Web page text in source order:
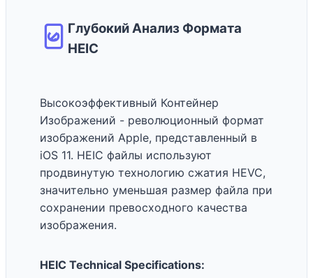
Глубокий Анализ Формата
HEIC
Высокоэффективный Контейнер
Изображений - революционный формат
изображений Apple, представленный в
iOS 11. HEIC файлы используют
продвинутую технологию сжатия HEVC,
значительно уменьшая размер файла при
сохранении превосходного качества
изображения.
HEIC Technical Specifications: